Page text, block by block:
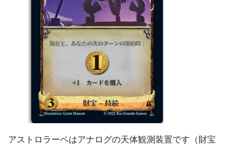
アストロラーベはアナログの天体観測装置です（財宝